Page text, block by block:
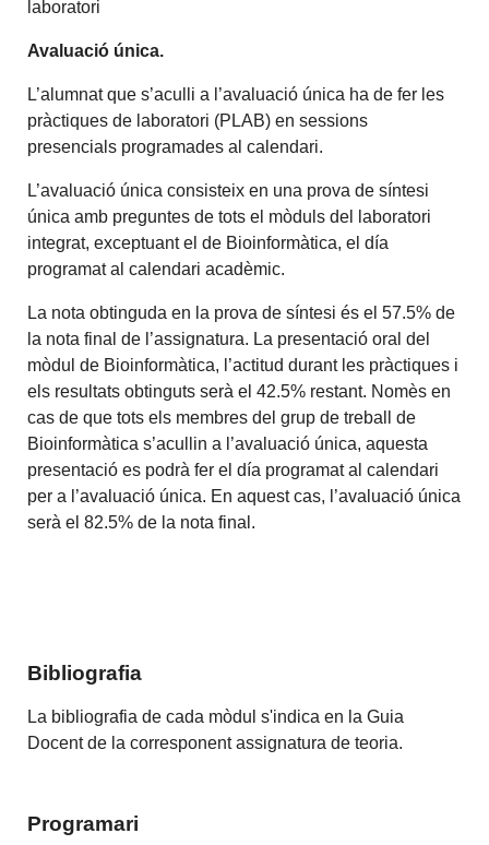
laboratori
Avaluació única.
L’alumnat que s’aculli a l’avaluació única ha de fer les
pràctiques de laboratori (PLAB) en sessions
presencials programades al calendari.
L’avaluació única consisteix en una prova de síntesi
única amb preguntes de tots el mòduls del laboratori
integrat, exceptuant el de Bioinformàtica, el día
programat al calendari acadèmic.
La nota obtinguda en la prova de síntesi és el 57.5% de
la nota final de l’assignatura. La presentació oral del
mòdul de Bioinformàtica, l’actitud durant les pràctiques i
els resultats obtinguts serà el 42.5% restant. Nomès en
cas de que tots els membres del grup de treball de
Bioinformàtica s’acullin a l’avaluació única, aquesta
presentació es podrà fer el día programat al calendari
per a l’avaluació única. En aquest cas, l’avaluació única
serà el 82.5% de la nota final.
Bibliografia
La bibliografia de cada mòdul s'indica en la Guia
Docent de la corresponent assignatura de teoria.
Programari